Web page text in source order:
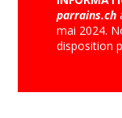
parrains.ch
mai 2024.
disposition